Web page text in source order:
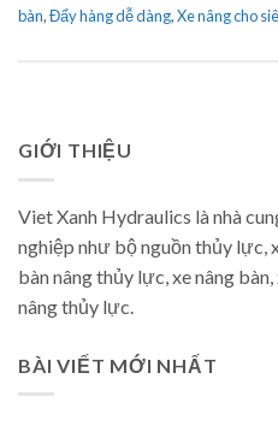
bàn,Đẩy hàng dễ dàng,Xe nâng cho
GIỚI THIỆU
Viet Xanh Hydraulics là nhà
nghiệp như bộ nguồn thủy lực,
bàn nâng thủy lực, xe nâng
nâng thủy lực.
BÀI VIẾT MỚI NHẤT